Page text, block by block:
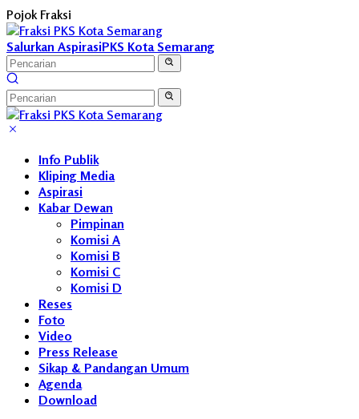
Langsung
ke
konten
Pojok Fraksi
Salurkan AspirasiPKS Kota Semarang
Info Publik
Kliping Media
Aspirasi
Kabar Dewan
Pimpinan
Komisi A
Komisi B
Komisi C
Komisi D
Reses
Foto
Video
Press Release
Sikap & Pandangan Umum
Agenda
Download